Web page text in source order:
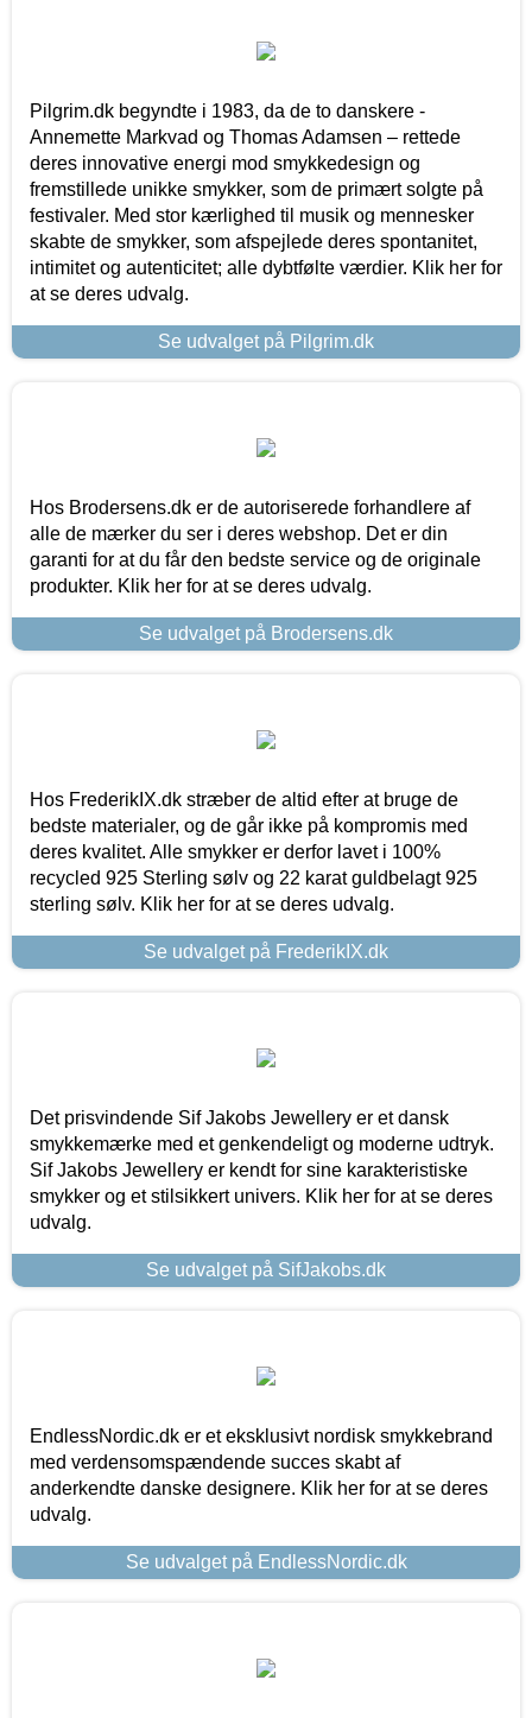
Pilgrim.dk begyndte i 1983, da de to danskere -
Annemette Markvad og Thomas Adamsen – rettede
deres innovative energi mod smykkedesign og
fremstillede unikke smykker, som de primært solgte på
festivaler. Med stor kærlighed til musik og mennesker
skabte de smykker, som afspejlede deres spontanitet,
intimitet og autenticitet; alle dybtfølte værdier. Klik her for
at se deres udvalg.
Se udvalget på Pilgrim.dk
Hos Brodersens.dk er de autoriserede forhandlere af
alle de mærker du ser i deres webshop. Det er din
garanti for at du får den bedste service og de originale
produkter. Klik her for at se deres udvalg.
Se udvalget på Brodersens.dk
Hos FrederikIX.dk stræber de altid efter at bruge de
bedste materialer, og de går ikke på kompromis med
deres kvalitet. Alle smykker er derfor lavet i 100%
recycled 925 Sterling sølv og 22 karat guldbelagt 925
sterling sølv. Klik her for at se deres udvalg.
Se udvalget på FrederikIX.dk
Det prisvindende Sif Jakobs Jewellery er et dansk
smykkemærke med et genkendeligt og moderne udtryk.
Sif Jakobs Jewellery er kendt for sine karakteristiske
smykker og et stilsikkert univers. Klik her for at se deres
udvalg.
Se udvalget på SifJakobs.dk
EndlessNordic.dk er et eksklusivt nordisk smykkebrand
med verdensomspændende succes skabt af
anderkendte danske designere. Klik her for at se deres
udvalg.
Se udvalget på EndlessNordic.dk